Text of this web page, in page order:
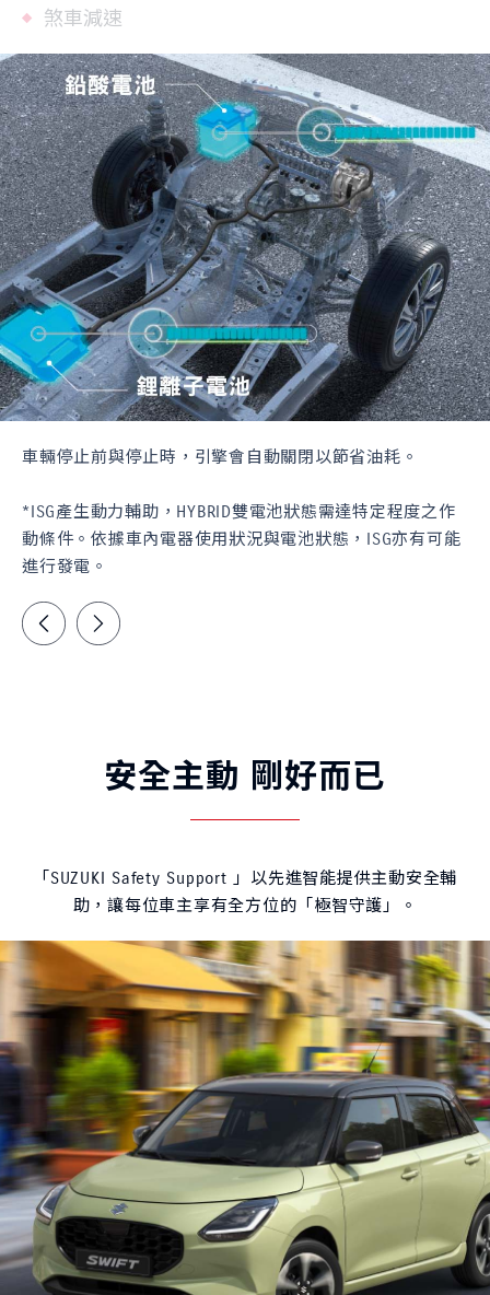
煞車減速
車輛停止前與停止時，引擎會自動關閉以節省油耗。
*ISG產生動力輔助，HYBRID雙電池狀態需達特定程度之作
動條件。依據車內電器使用狀況與電池狀態，ISG亦有可能
進行發電。
安全主動 剛好而已
「SUZUKI Safety Support 」以先進智能提供主動安全輔
助，讓每位車主享有全方位的「極智守護」。